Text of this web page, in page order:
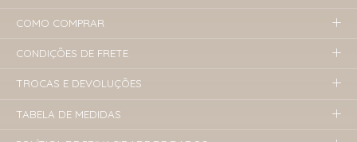
COMO COMPRAR
CONDIÇÕES DE FRETE
TROCAS E DEVOLUÇÕES
TABELA DE MEDIDAS